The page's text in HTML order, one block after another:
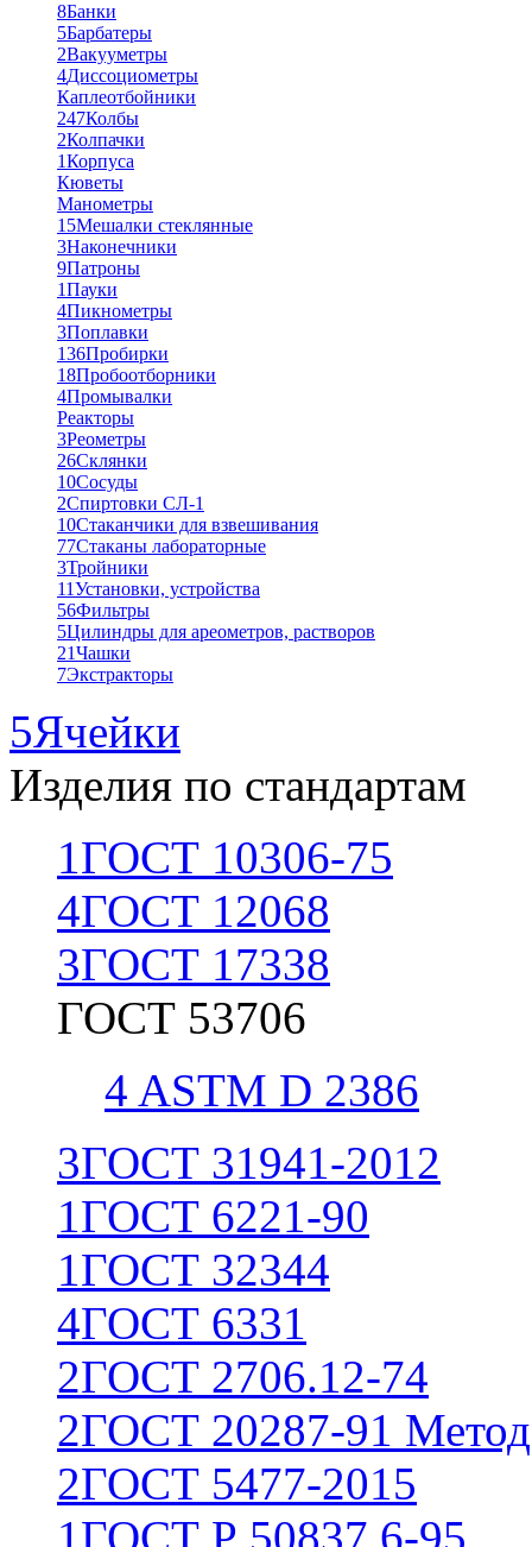
8Банки
5Барбатеры
2Вакууметры
4Диссоциометры
Каплеотбойники
247Колбы
2Колпачки
1Корпуса
Кюветы
Манометры
15Мешалки стеклянные
3Наконечники
9Патроны
1Пауки
4Пикнометры
3Поплавки
136Пробирки
18Пробоотборники
4Промывалки
Реакторы
3Реометры
26Склянки
10Сосуды
2Спиртовки СЛ-1
10Стаканчики для взвешивания
77Стаканы лабораторные
3Тройники
11Установки, устройства
56Фильтры
5Цилиндры для ареометров, растворов
21Чашки
7Экстракторы
5Ячейки
Изделия по стандартам
1ГОСТ 10306-75
4ГОСТ 12068
3ГОСТ 17338
ГОСТ 53706
4 ASTM D 2386
3ГОСТ 31941-2012
1ГОСТ 6221-90
1ГОСТ 32344
4ГОСТ 6331
2ГОСТ 2706.12-74
2ГОСТ 20287-91
2ГОСТ 5477-2015